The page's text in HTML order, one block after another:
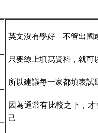
英文沒有學好，不管出國
只要線上填寫資料，就可
所以建議每一家都填表試
因為通常有比較之下，
己